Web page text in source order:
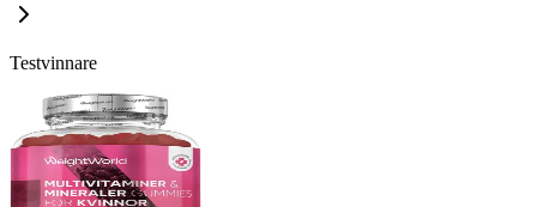
Testvinnare